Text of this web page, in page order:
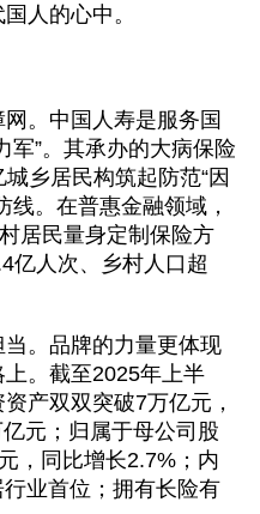
人的心中。
。中国人寿是服务国
军”。其承办的大病保险
乡居民构筑起防范“因
线。在普惠金融领域，
居民量身定制保险方
亿人次、乡村人口超
。品牌的力量更体现
。截至2025年上半
产双双突破7万亿元，
元；归属于母公司股
，同比增长2.7%；内
业首位；拥有长险有